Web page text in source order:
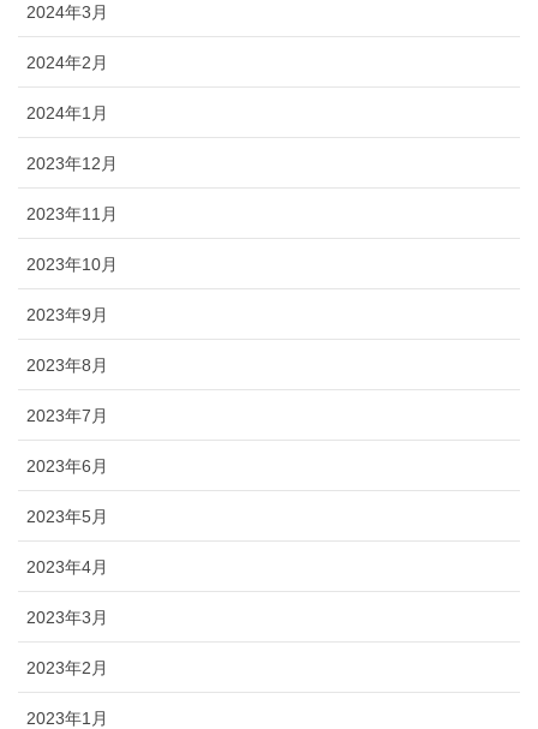
2024年3月
2024年2月
2024年1月
2023年12月
2023年11月
2023年10月
2023年9月
2023年8月
2023年7月
2023年6月
2023年5月
2023年4月
2023年3月
2023年2月
2023年1月